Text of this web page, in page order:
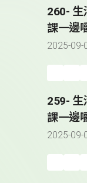
260- 生
課一邊
2025-09-
259- 生
課一邊
2025-09-